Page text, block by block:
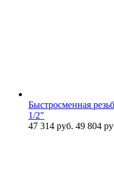
Быстросменная
1/2"
47 314 руб. 49 804